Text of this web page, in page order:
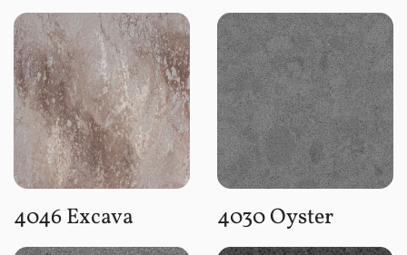
4046 Excava 4030 Oyster